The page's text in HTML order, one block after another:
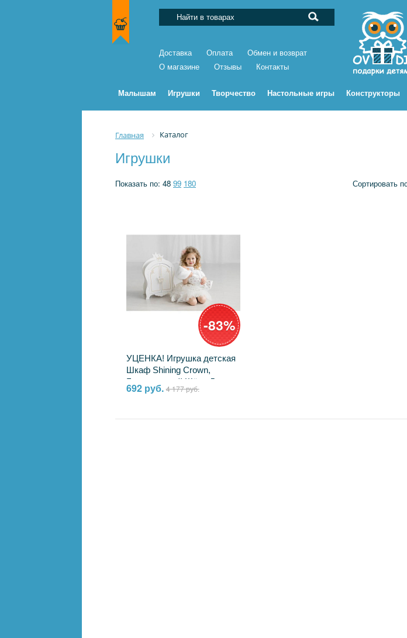
Доставка Оплата
Обмен и возврат
О магазине
Отзывы Контакты
Малышам Игрушки Творчество Настольные игры Конструкторы
Главная Каталог
Игрушки
Показать по: 48 99 180 Сортировать
-83%
УЦЕНКА! Игрушка детская
Шкаф Shining Crown,
Белоснежный Шёлк Лидер
72020
692 руб.4 177 руб.